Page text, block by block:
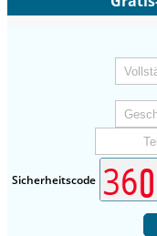
Sicherheitscode